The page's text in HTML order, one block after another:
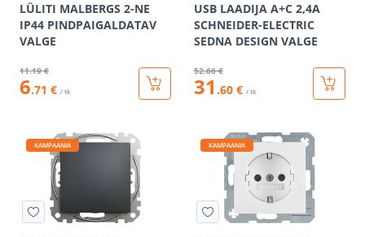
LÜLITI MALBERGS 2-NE
IP44 PINDPAIGALDATAV
VALGE
11.19 €
6.71 € / tk
USB LAADIJA A+C 2,4A
SCHNEIDER-ELECTRIC
SEDNA DESIGN VALGE
52.66 €
31 .60 € / tk
KAMPAANIA KAMPAANIA